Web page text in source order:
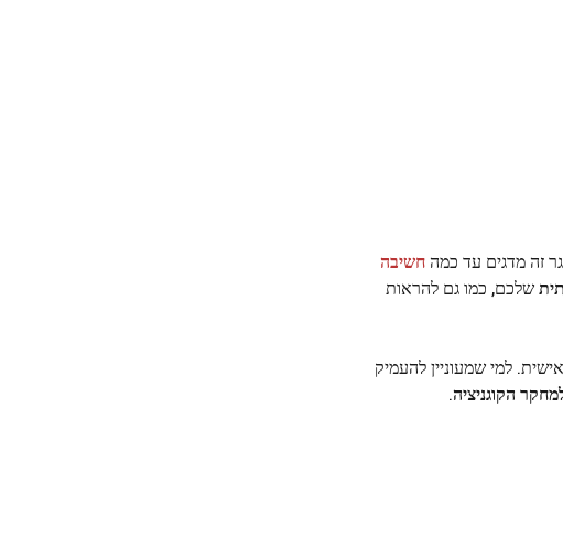
זה מדגים עד כמהחשיבה
שלכם, כמו גם להראות
למי שמעוניין להעמיק
הקוגניציה.